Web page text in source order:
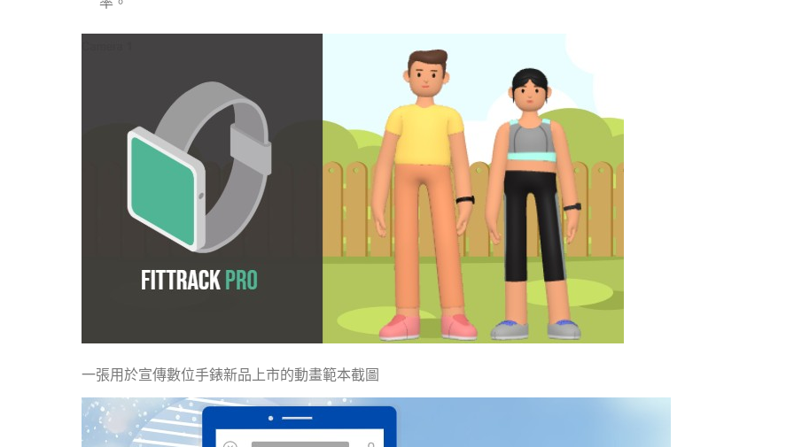
一張用於宣傳數位手錶新品上市的動畫範本截圖